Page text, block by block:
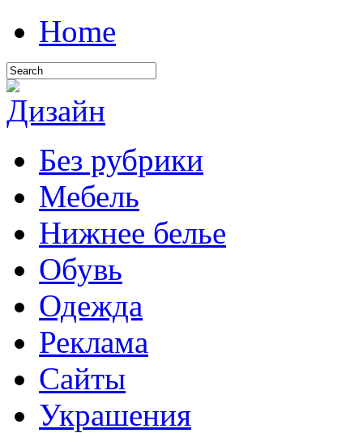
Home
Без рубрики
Мебель
Нижнее белье
Обувь
Одежда
Реклама
Сайты
Украшения